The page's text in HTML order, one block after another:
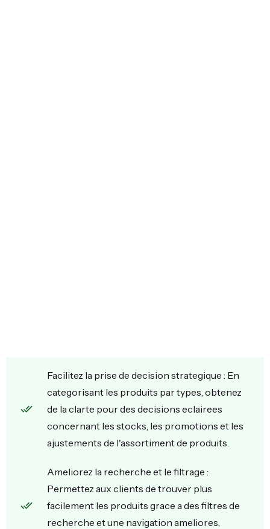
Facilitez la prise de decision strategique : En
categorisant les produits par types, obtenez
de la clarte pour des decisions eclairees
concernant les stocks, les promotions et les
ajustements de l'assortiment de produits.
Ameliorez la recherche et le filtrage :
Permettez aux clients de trouver plus
facilement les produits grace a des filtres de
recherche et une navigation ameliores,